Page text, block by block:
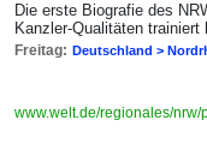
Die erste Biografie des
Kanzler-Qualitäten
Freitag: Deutschland >
www.welt.de/regionales/